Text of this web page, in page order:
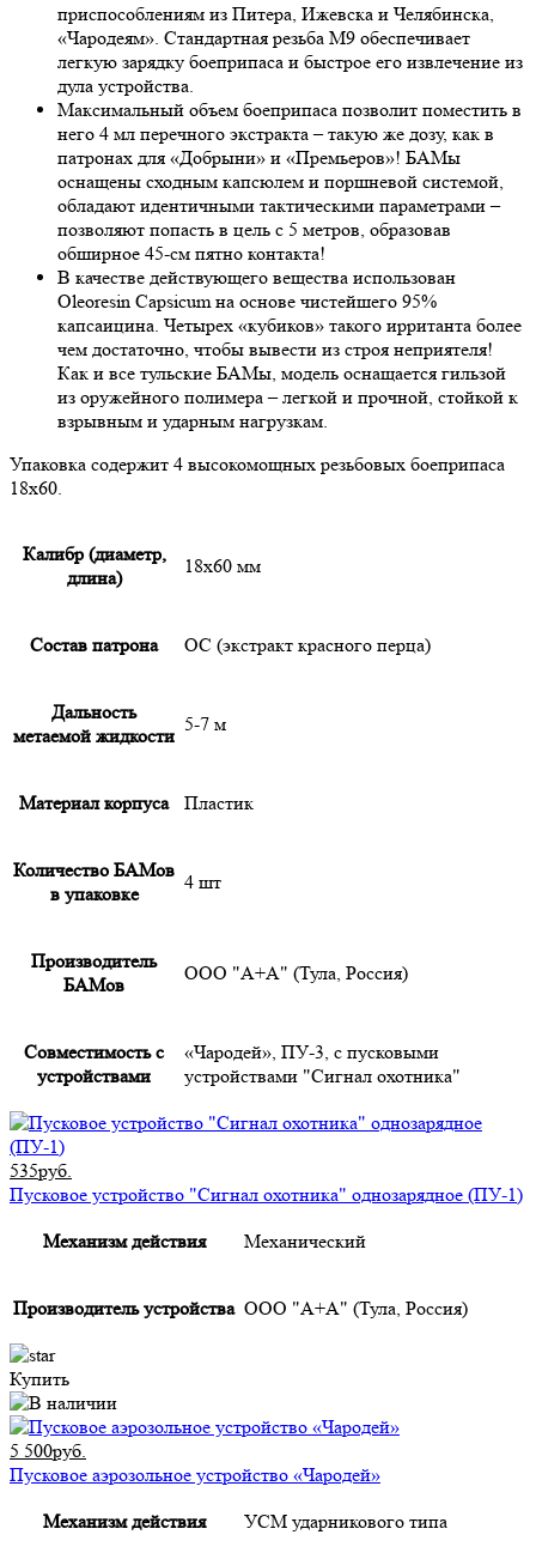
приспособлениям из Питера, Ижевска и Челябинска,
«Чародеям». Стандартная резьба М9 обеспечивает
легкую зарядку боеприпаса и быстрое его извлечение из
дула устройства.
Максимальный объем боеприпаса позволит поместить в
него 4 мл перечного экстракта – такую же дозу, как в
патронах для «Добрыни» и «Премьеров»! БАМы
оснащены сходным капсюлем и поршневой системой,
обладают идентичными тактическими параметрами –
позволяют попасть в цель с 5 метров, образовав
обширное 45-см пятно контакта!
В качестве действующего вещества использован
Oleoresin Capsicum на основе чистейшего 95%
капсаицина. Четырех «кубиков» такого ирританта более
чем достаточно, чтобы вывести из строя неприятеля!
Как и все тульские БАМы, модель оснащается гильзой
из оружейного полимера – легкой и прочной, стойкой к
взрывным и ударным нагрузкам.
Упаковка содержит 4 высокомощных резьбовых боеприпаса
18х60.
Калибр (диаметр,
длина)
18х60 мм
Состав патрона OC (экстракт красного перца)
Дальность
метаемой жидкости
5-7 м
Материал корпуса Пластик
Количество БАМов
в упаковке
4 шт
Производитель
БАМов
ООО "А+А" (Тула, Россия)
Совместимость с
устройствами
«Чародей», ПУ-3, с пусковыми
устройствами "Сигнал охотника"
535руб.
Пусковое устройство "Сигнал охотника" однозарядное (ПУ-1)
Механизм действия Механический
Производитель устройства ООО "А+А" (Тула, Россия)
Купить
5 500руб.
Пусковое аэрозольное устройство «Чародей»
Механизм действия УСМ ударникового типа